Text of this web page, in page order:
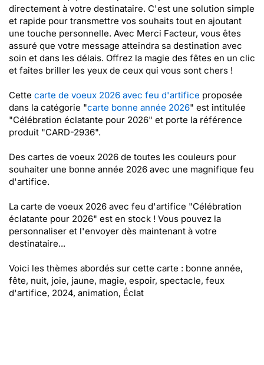
directement à votre destinataire. C'est une solution simple
et rapide pour transmettre vos souhaits tout en ajoutant
une touche personnelle. Avec Merci Facteur, vous êtes
assuré que votre message atteindra sa destination avec
soin et dans les délais. Offrez la magie des fêtes en un clic
et faites briller les yeux de ceux qui vous sont chers !
Cette carte de voeux 2026 avec feu d'artifice proposée
dans la catégorie "carte bonne année 2026" est intitulée
"Célébration éclatante pour 2026" et porte la référence
produit "CARD-2936".
Des cartes de voeux 2026 de toutes les couleurs pour
souhaiter une bonne année 2026 avec une magnifique feu
d'artifice.
La carte de voeux 2026 avec feu d'artifice "Célébration
éclatante pour 2026" est en stock ! Vous pouvez la
personnaliser et l'envoyer dès maintenant à votre
destinataire...
Voici les thèmes abordés sur cette carte : bonne année,
fête, nuit, joie, jaune, magie, espoir, spectacle, feux
d'artifice, 2024, animation, Éclat